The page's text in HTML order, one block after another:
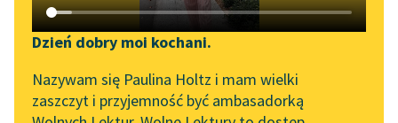
Katalog DAISY
Podkasty o książkach
Zgłoś brak utworu
Aktualności
„Prokurator Alicja Horn”
Narzędzia
Mapa Wolnych Lektur
Dzień dobry moi kochani.
Nazywam się Paulina Holtz i mam wielki
zaszczyt i przyjemność być ambasadorką